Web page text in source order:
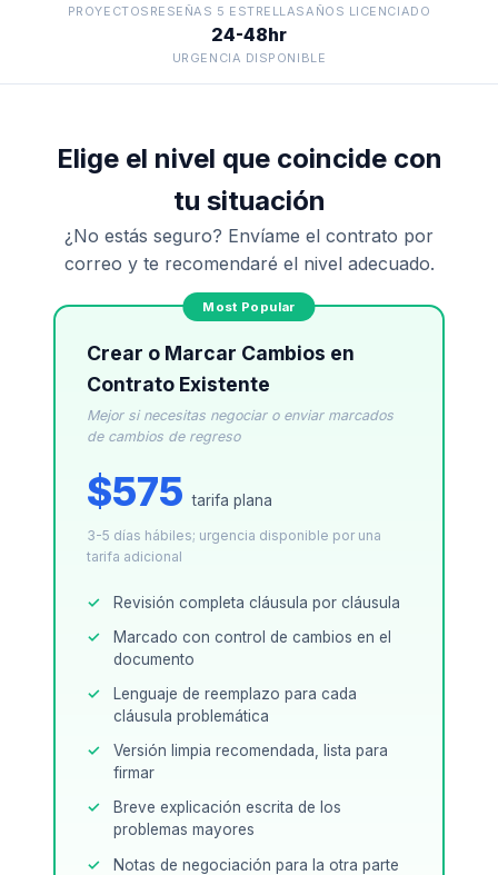
PROYECTOS RESEÑAS 5 ESTRELLASAÑOS LICENCIADO
24-48hr
URGENCIA DISPONIBLE
Elige el nivel que coincide con
tu situación
¿No estás seguro? Envíame el contrato por
correo y te recomendaré el nivel adecuado.
Crear o Marcar Cambios en
Contrato Existente
Mejor si necesitas negociar o enviar marcados
de cambios de regreso
$575tarifa plana
3-5 días hábiles; urgencia disponible por una
tarifa adicional
Revisión completa cláusula por cláusula
Marcado con control de cambios en el
documento
Lenguaje de reemplazo para cada
cláusula problemática
Versión limpia recomendada, lista para
firmar
Breve explicación escrita de los
problemas mayores
Notas de negociación para la otra parte